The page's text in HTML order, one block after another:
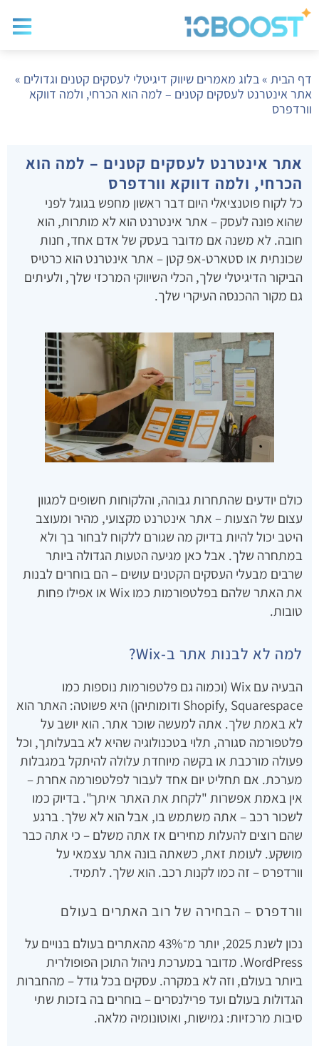
דף הבית »בלוג מאמרים שיווק דיגיטלי לעסקים קטנים וגדולים »
אתר אינטרנט לעסקים קטנים – למה הוא הכרחי, ולמה דווקא
וורדפרס
אתר אינטרנט לעסקים קטנים – למה הוא
הכרחי, ולמה דווקא וורדפרס
כל לקוח פוטנציאלי היום דבר ראשון מחפש בגוגל לפני
שהוא פונה לעסק – אתר אינטרנט הוא לא מותרות, הוא
חובה. לא משנה אם מדובר בעסק של אדם אחד, חנות
שכונתית או סטארט-אפ קטן – אתר אינטרנט הוא כרטיס
הביקור הדיגיטלי שלך, הכלי השיווקי המרכזי שלך, ולעיתים
גם מקור ההכנסה העיקרי שלך.
כולם יודעים שהתחרות גבוהה, והלקוחות חשופים למגוון
עצום של הצעות – אתר אינטרנט מקצועי, מהיר ומעוצב
היטב יכול להיות בדיוק מה שגורם ללקוח לבחור בך ולא
במתחרה שלך. אבל כאן מגיעה הטעות הגדולה ביותר
שרבים מבעלי העסקים הקטנים עושים – הם בוחרים לבנות
את האתר שלהם בפלטפורמות כמו Wix או אפילו פחות
טובות.
למה לא לבנות אתר ב-Wix?
הבעיה עם Wix (וכמוה גם פלטפורמות נוספות כמו
Shopify, Squarespace ודומותיהן) היא פשוטה: האתר הוא
לא באמת שלך. אתה למעשה שוכר אתר. הוא יושב על
פלטפורמה סגורה, תלוי בטכנולוגיה שהיא לא בבעלותך, וכל
פעולה מורכבת או בקשה מיוחדת עלולה להיתקל במגבלות
מערכת. אם תחליט יום אחד לעבור לפלטפורמה אחרת –
אין באמת אפשרות "לקחת את האתר איתך". בדיוק כמו
לשכור רכב – אתה משתמש בו, אבל הוא לא שלך. ברגע
שהם רוצים להעלות מחירים אז אתה משלם – כי אתה כבר
מושקע. לעומת זאת, כשאתה בונה אתר עצמאי על
וורדפרס – זה כמו לקנות רכב. הוא שלך. לתמיד.
וורדפרס – הבחירה של רוב האתרים בעולם
נכון לשנת 2025, יותר מ־43% מהאתרים בעולם בנויים על
WordPress. מדובר במערכת ניהול התוכן הפופולרית
ביותר בעולם, וזה לא במקרה. עסקים בכל גודל – מהחברות
הגדולות בעולם ועד פרילנסרים – בוחרים בה בזכות שתי
סיבות מרכזיות: גמישות, ואוטונומיה מלאה.